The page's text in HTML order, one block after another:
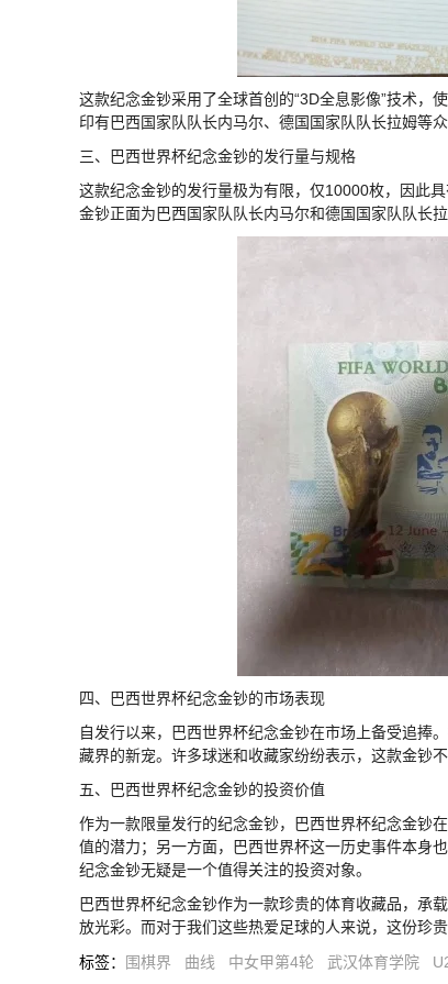
这款纪念金钞采用了全球首创的“3D全息影像”技术，
印有巴西国家队队长内马尔、德国国家队队长拉姆等
三、巴西世界杯纪念金钞的发行量与规格
这款纪念金钞的发行量极为有限，仅10000枚，因此
金钞正面为巴西国家队队长内马尔和德国国家队队长
四、巴西世界杯纪念金钞的市场表现
自发行以来，巴西世界杯纪念金钞在市场上备受追捧
藏界的新宠。许多球迷和收藏家纷纷表示，这款金钞
五、巴西世界杯纪念金钞的投资价值
作为一款限量发行的纪念金钞，巴西世界杯纪念金钞
值的潜力；另一方面，巴西世界杯这一历史事件本身
纪念金钞无疑是一个值得关注的投资对象。
巴西世界杯纪念金钞作为一款珍贵的体育收藏品，承
放光彩。而对于我们这些热爱足球的人来说，这份珍
标签： 围棋界 曲线 中女甲第4轮 武汉体育学院